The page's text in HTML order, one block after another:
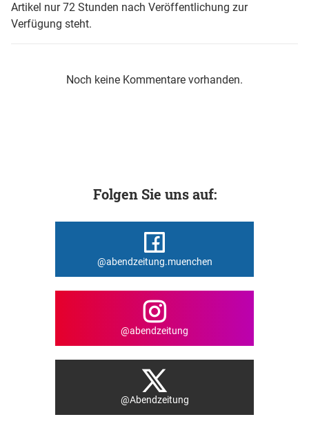
Artikel nur 72 Stunden nach Veröffentlichung zur
Verfügung steht.
Noch keine Kommentare vorhanden.
Folgen Sie uns auf:
@abendzeitung.muenchen
@abendzeitung
@Abendzeitung